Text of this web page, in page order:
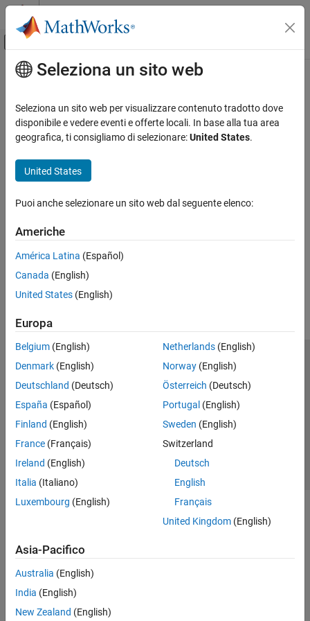
Vai al contenuto
Attiva/disattiva menu di navigazione
Pagina iniziale della documentazione
Contenuto principale
Seleziona un sito web
Seleziona un sito web per visualizzare contenuto tradotto dove
disponibile e vedere eventi e offerte locali. In base alla tua area
geografica, ti consigliamo di selezionare:United States.
United States
Puoi anche selezionare un sito web dal seguente elenco:
Americhe
América Latina (Español)
Canada (English)
United States (English)
Europa
Belgium (English)
Denmark (English)
Deutschland (Deutsch)
España (Español)
Finland (English)
France (Français)
Ireland (English)
Italia (Italiano)
Luxembourg (English)
Netherlands(English)
Norway(English)
Österreich (Deutsch)
Portugal (English)
Sweden (English)
Switzerland
Deutsch
English
Français
United Kingdom(English)
Asia-Pacifico
Australia (English)
India (English)
New Zealand (English)
Centro di fiducia
Informativa sulla privacy
Antipirateria
Stato dell'applicazione
Contatti
© 1994-2026 The MathWorks, Inc.